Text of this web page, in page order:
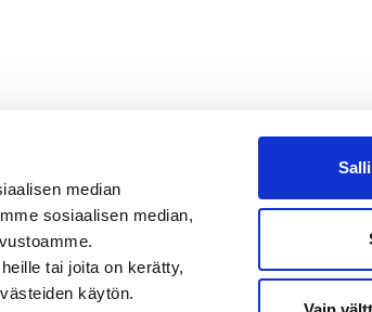
median
sosiaalisen median,
tai joita on kerätty,
käytön.